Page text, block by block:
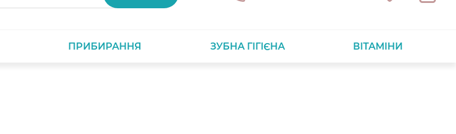
ПРИБИРАННЯ ЗУБНА ГІГІЄНА ВІТАМІНИ